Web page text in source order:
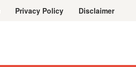
Privacy Policy Disclaimer